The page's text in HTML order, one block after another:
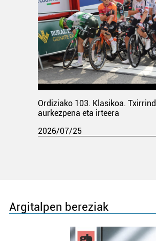
Ordiziako 103. Klasikoa.
aurkezpena eta irteera
2026/07/25
Argitalpen bereziak